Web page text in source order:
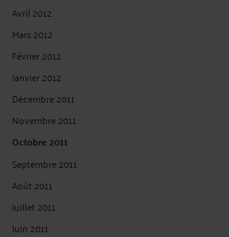
Avril 2012
Mars 2012
Février 2012
Janvier 2012
Décembre 2011
Novembre 2011
Octobre 2011
Septembre 2011
Août 2011
Juillet 2011
Juin 2011